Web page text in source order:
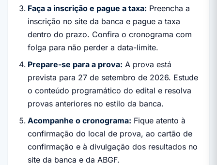
Faça a inscrição e pague a taxa: Preencha a
inscrição no site da banca e pague a taxa
dentro do prazo. Confira o cronograma com
folga para não perder a data-limite.
Prepare-se para a prova: A prova está
prevista para 27 de setembro de 2026. Estude
o conteúdo programático do edital e resolva
provas anteriores no estilo da banca.
Acompanhe o cronograma: Fique atento à
confirmação do local de prova, ao cartão de
confirmação e à divulgação dos resultados no
site da banca e da ABGF.